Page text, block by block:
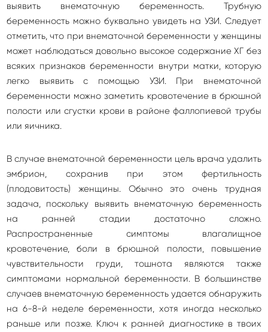
выявить внематочную беременность. Трубную
беременность можно буквально увидеть на УЗИ. Следует
отметить, что при внематочной беременности у женщины
может наблюдаться довольно высокое содержание ХГ без
всяких признаков беременности внутри матки, которую
легко выявить с помощью УЗИ. При внематочной
беременности можно заметить кровотечение в брюшной
полости или сгустки крови в районе фаллопиевой трубы
или яичника.
В случае внематочной беременности цель врача удалить
эмбрион, сохранив при этом фертильность
(плодовитость) женщины. Обычно это очень трудная
задача, поскольку выявить внематочную беременность
на ранней стадии достаточно сложно.
Распространенные симптомы влагалищное
кровотечение, боли в брюшной полости, повышение
чувствительности груди, тошнота являются также
симптомами нормальной беременности. В большинстве
случаев внематочную беременность удается обнаружить
на 6-8-й неделе беременности, хотя иногда несколько
раньше или позже. Ключ к ранней диагностике в твоих